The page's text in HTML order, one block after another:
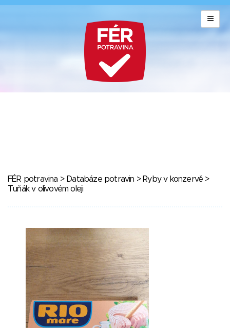
FÉR potravina > Databáze potravin > Ryby v konzervě >
Tuňák v olivovém oleji